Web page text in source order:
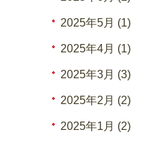
2025年5月 (1)
2025年4月 (1)
2025年3月 (3)
2025年2月 (2)
2025年1月 (2)